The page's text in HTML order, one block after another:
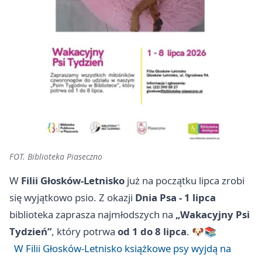
FOT. Biblioteka Piaseczno
W Filii Głosków-Letnisko już na początku lipca zrobi
się wyjątkowo psio. Z okazji Dnia Psa - 1 lipca
biblioteka zaprasza najmłodszych na „Wakacyjny Psi
Tydzień”, który potrwa od 1 do 8 lipca. 🐶📚
W Filii Głosków-Letnisko książkowe psy wyjdą na